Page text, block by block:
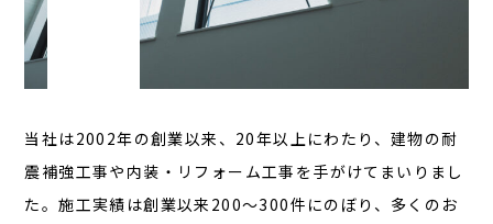
当社は2002年の創業以来、20年以上にわたり、建物の耐
震補強工事や内装・リフォーム工事を手がけてまいりまし
た。施工実績は創業以来200～300件にのぼり、多くのお